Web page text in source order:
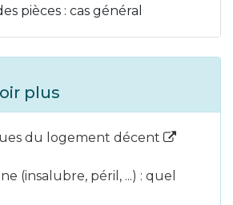
pièces : cas général
plus
du logement décent
(insalubre, péril, ...) : quel